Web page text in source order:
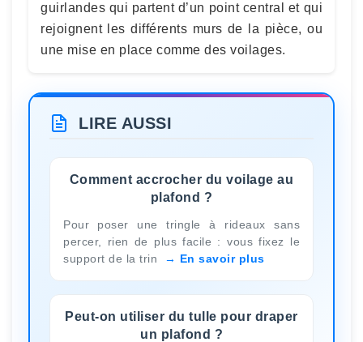
guirlandes qui partent d’un point central et qui
rejoignent les différents murs de la pièce, ou
une mise en place comme des voilages.
LIRE AUSSI
Comment accrocher du voilage au
plafond ?
Pour poser une tringle à rideaux sans
percer, rien de plus facile : vous fixez le
support de la trin
En savoir plus
Peut-on utiliser du tulle pour draper
un plafond ?